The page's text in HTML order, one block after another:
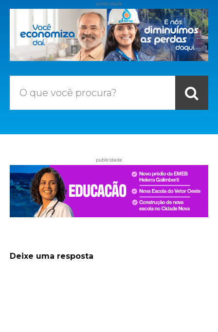
publicidade
O que você procura?
publicidade
Deixe uma resposta